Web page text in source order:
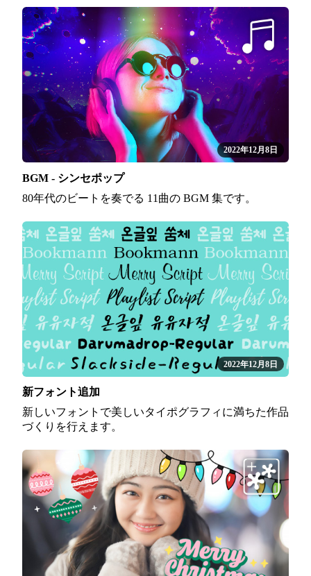
2022年12月8日
BGM - シンセポップ
80年代のビートを奏でる 11曲の BGM 集です。
2022年12月8日
新フォント追加
新しいフォントで美しいタイポグラフィに満ちた作品
づくりを行えます。